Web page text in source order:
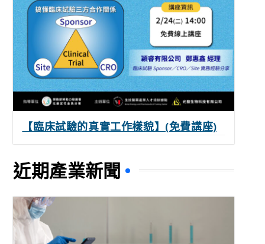
【臨床試驗的真實工作樣貌】(免費講座)
近期產業新聞